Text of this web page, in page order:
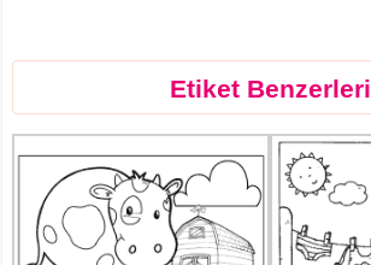
Etiket Benzerleri